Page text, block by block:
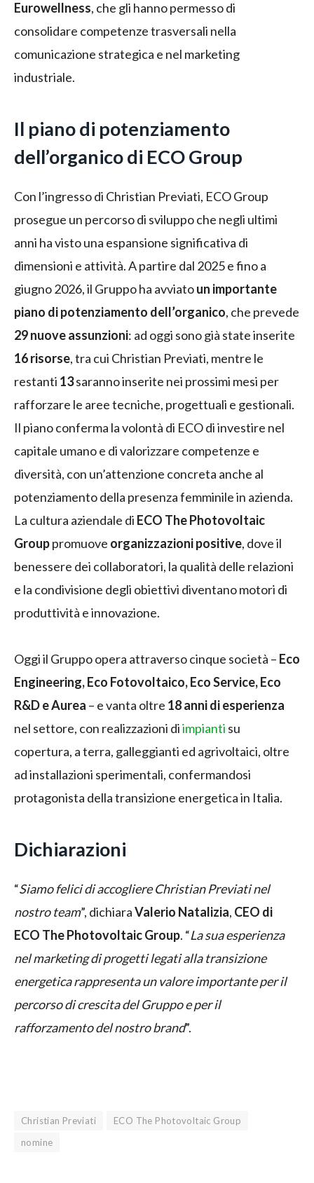
Eurowellness, che gli hanno permesso di
consolidare competenze trasversali nella
comunicazione strategica e nel marketing
industriale.
Il piano di potenziamento
dell’organico di ECO Group
Con l’ingresso di Christian Previati, ECO Group
prosegue un percorso di sviluppo che negli ultimi
anni ha visto una espansione significativa di
dimensioni e attività. A partire dal 2025 e fino a
giugno 2026, il Gruppo ha avviatoun importante
piano di potenziamento dell’organico, che prevede
29 nuove assunzioni: ad oggi sono già state inserite
16 risorse, tra cui Christian Previati, mentre le
restanti 13saranno inserite nei prossimi mesi per
rafforzare le aree tecniche, progettuali e gestionali.
Il piano conferma la volontà di ECO di investire nel
capitale umano e di valorizzare competenze e
diversità, con un’attenzione concreta anche al
potenziamento della presenza femminile in azienda.
La cultura aziendale di ECO The Photovoltaic
Grouppromuove organizzazioni positive, dove il
benessere dei collaboratori, la qualità delle relazioni
e la condivisione degli obiettivi diventano motori di
produttività e innovazione.
Oggi il Gruppo opera attraverso cinque società – Eco
Engineering, Eco Fotovoltaico, Eco Service, Eco
R&D e Aurea – e vanta oltre 18 anni di esperienza
nel settore, con realizzazioni diimpianti su
copertura, a terra, galleggianti ed agrivoltaici, oltre
ad installazioni sperimentali, confermandosi
protagonista della transizione energetica in Italia.
Dichiarazioni
“Siamo felici di accogliere Christian Previati nel
nostro team”, dichiaraValerio Natalizia, CEO di
ECO The Photovoltaic Group. “La sua esperienza
nel marketing di progetti legati alla transizione
energetica rappresenta un valore importante per il
percorso di crescita del Gruppo e per il
rafforzamento del nostro brand”.
Christian Previati
ECO The Photovoltaic Group
nomine